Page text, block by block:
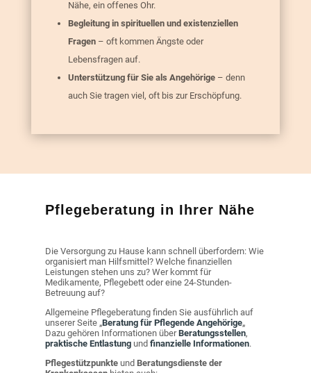
Nähe, ein offenes Ohr.
Begleitung in spirituellen und existenziellen
Fragen– oft kommen Ängste oder
Lebensfragen auf.
Unterstützung für Sie als Angehörige– denn
auch Sie tragen viel, oft bis zur Erschöpfung.
Pflegeberatung in Ihrer Nähe
Die Versorgung zu Hause kann schnell überfordern: Wie
organisiert man Hilfsmittel? Welche finanziellen
Leistungen stehen uns zu? Wer kommt für
Medikamente, Pflegebett oder eine 24-Stunden-
Betreuung auf?
Allgemeine Pflegeberatung finden Sie ausführlich auf
unserer Seite „Beratung für Pflegende Angehörige„
Dazu gehören Informationen überBeratungsstellen,
praktische Entlastungund finanzielle Informationen.
Pflegestützpunkteund Beratungsdienste der